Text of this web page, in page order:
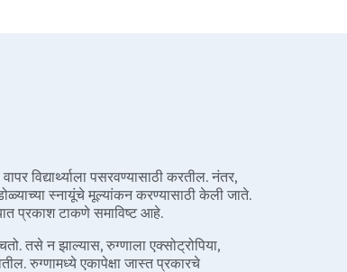
विद्यार्थ्याला पसरवण्यासाठी करतील. नंतर,
डोळ्याच्या स्नायूंचे मूल्यांकन करण्यासाठी केली जाते.
प्रकाश टाकणे समाविष्ट आहे.
तसे न झाल्यास, रुग्णाला एक्सोट्रोपिया,
रुग्णामध्ये एकापेक्षा जास्त प्रकारचे